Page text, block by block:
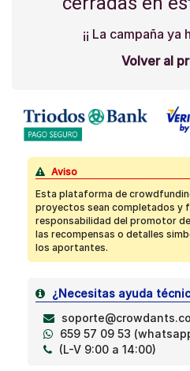
¡¡ La campaña
Volver al
Aviso
Esta plataforma de
proyectos sean completados y
responsabilidad del promotor
las recompensas o detalles
los aportantes.
¿Necesitas ayuda
659 57 09 53
(L-V 9:00 a 14:00)